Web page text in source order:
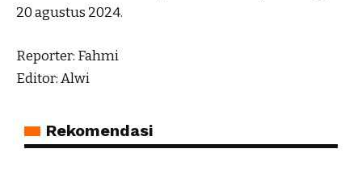
20 agustus 2024.
Reporter: Fahmi
Editor: Alwi
Rekomendasi